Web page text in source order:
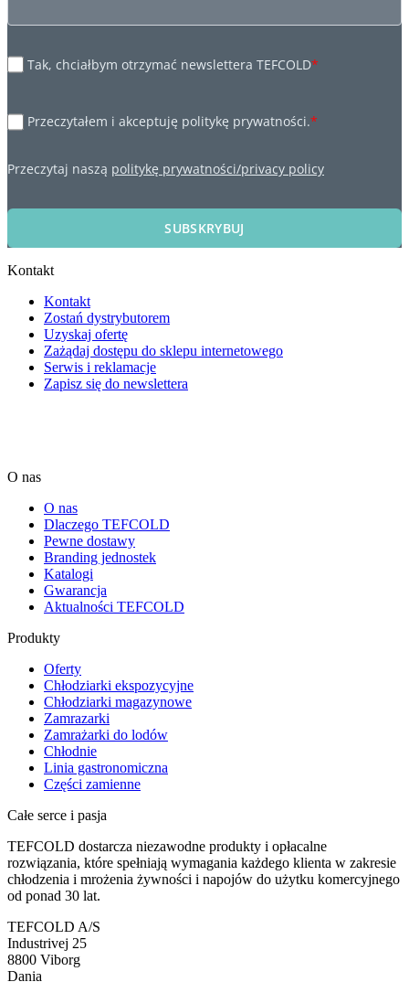
Tak, chciałbym otrzymać newslettera TEFCOLD*
Przeczytałem i akceptuję politykę prywatności.*
Przeczytaj naszą politykę prywatności/privacy policy
SUBSKRYBUJ
Kontakt
Kontakt
Zostań dystrybutorem
Uzyskaj ofertę
Zażądaj dostępu do sklepu internetowego
Serwis i reklamacje
Zapisz się do newslettera
O nas
O nas
Dlaczego TEFCOLD
Pewne dostawy
Branding jednostek
Katalogi
Gwarancja
Aktualności TEFCOLD
Produkty
Oferty
Chłodziarki ekspozycyjne
Chłodziarki magazynowe
Zamrazarki
Zamrażarki do lodów
Chłodnie
Linia gastronomiczna
Części zamienne
Całe serce i pasja
TEFCOLD dostarcza niezawodne produkty i opłacalne
rozwiązania, które spełniają wymagania każdego klienta w zakresie
chłodzenia i mrożenia żywności i napojów do użytku komercyjnego
od ponad 30 lat.
TEFCOLD A/S
Industrivej 25
8800 Viborg
Dania